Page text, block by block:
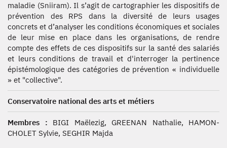
maladie (Sniiram). Il s’agit de cartographier les dispositifs de
prévention des RPS dans la diversité de leurs usages
concrets et d’analyser les conditions économiques et sociales
de leur mise en place dans les organisations, de rendre
compte des effets de ces dispositifs sur la santé des salariés
et leurs conditions de travail et d'interroger la pertinence
épistémologique des catégories de prévention « individuelle
» et "collective".
Conservatoire national des arts et métiers
Membres : BIGI Maëlezig, GREENAN Nathalie, HAMON-
CHOLET Sylvie, SEGHIR Majda